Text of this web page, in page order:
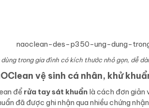
trong gia đình có kích thước nhỏ gọn, dễ
vệ sinh cá nhân, khử
để rửa tay sát khuẩn là cách đơn giản
đã được ghi nhận qua nhiều chứng